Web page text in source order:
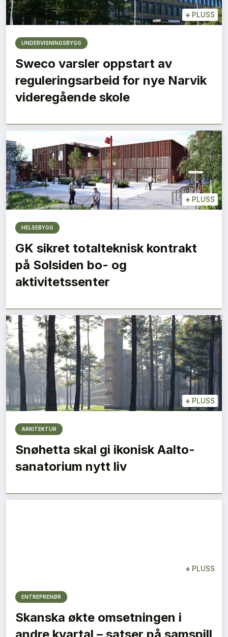
+ PLUSS
UNDERVISNINGSBYGG
Sweco varsler oppstart av
reguleringsarbeid for nye Narvik
videregående skole
+ PLUSS
HELSEBYGG
GK sikret totalteknisk kontrakt
på Solsiden bo- og
aktivitetssenter
+ PLUSS
ARKITEKTUR
Snøhetta skal gi ikonisk Aalto-
sanatorium nytt liv
+ PLUSS
ENTREPRENØR
Skanska økte omsetningen i